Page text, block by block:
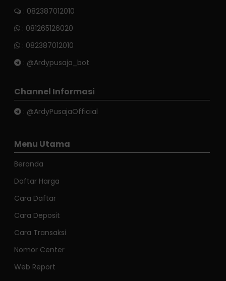
: 082387012010
: 081265126020
: 082387012010
: @Ardypusaja_bot
Channel Informasi
: @ArdyPusajaOfficial
Menu Utama
Beranda
Daftar Harga
Cara Daftar
Cara Deposit
Cara Transaksi
Nomor Center
Web Report